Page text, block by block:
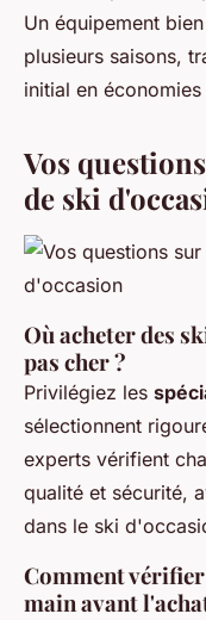
Un équipement
plusieurs saisons,
initial en
Vos
de ski
Où acheter des
pas cher ?
Privilégiez les
sélectionnent
experts vérifient
qualité et sécurité,
dans le ski
Comment
main avant